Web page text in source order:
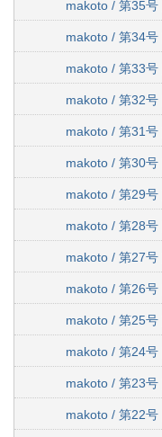
makoto / 第35号
makoto / 第34号
makoto / 第33号
makoto / 第32号
makoto / 第31号
makoto / 第30号
makoto / 第29号
makoto / 第28号
makoto / 第27号
makoto / 第26号
makoto / 第25号
makoto / 第24号
makoto / 第23号
makoto / 第22号